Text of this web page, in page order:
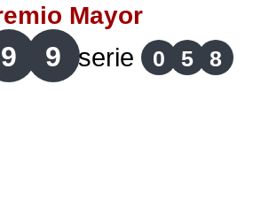
Mayor
9 9 serie 0 5 8